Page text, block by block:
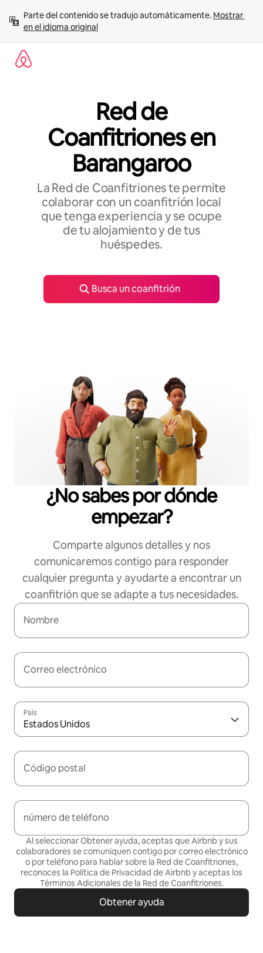
contenido
Parte del contenido se tradujo automáticamente. Mostrar
en el idioma original
Red de
Coanfitriones en
Barangaroo
La Red de Coanfitriones te permite
colaborar con un coanfitrión local
que tenga experiencia y se ocupe
de tu alojamiento y de tus
huéspedes.
Busca un coanfitrión
¿No sabes por dónde
empezar?
Comparte algunos detalles y nos
comunicaremos contigo para responder
cualquier pregunta y ayudarte a encontrar un
coanfitrión que se adapte a tus necesidades.
Nombre
Correo electrónico
País
Estados Unidos
Código postal
número de teléfono
Al seleccionar Obtener ayuda, aceptas que Airbnb y sus
colaboradores se comuniquen contigo por correo electrónico
o por teléfono para hablar sobre la Red de Coanfitriones,
reconoces la Política de Privacidad de Airbnb y aceptas los
Términos Adicionales de la Red de Coanfitriones.
Obtener ayuda